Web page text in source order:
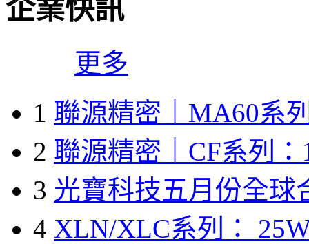
企業快訊
更多
1 聯源精密｜MA60系
2 聯源精密｜CF系列：
3 光寶科技五月份全球
4 XLN/XLC系列：